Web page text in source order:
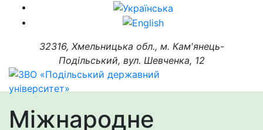
32316, Хмельницька обл., м. Кам'янець-
Подільський, вул. Шевченка, 12
Міжнародне